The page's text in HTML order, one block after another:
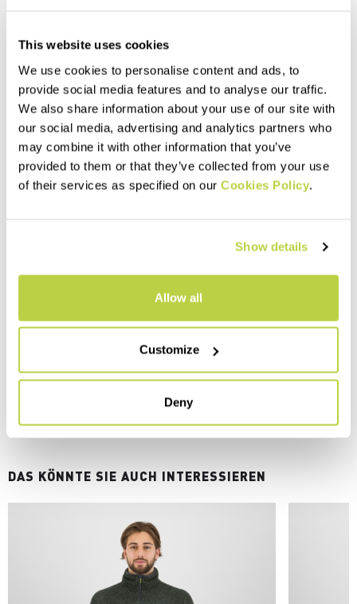
This website uses cookies
We use cookies to personalise content and ads, to
provide social media features and to analyse our traffic.
We also share information about your use of our site with
our social media, advertising and analytics partners who
may combine it with other information that you’ve
provided to them or that they’ve collected from your use
of their services as specified on our Cookies Policy.
Show details
Allow all
Customize
Deny
DAS KÖNNTE SIE AUCH INTERESSIEREN